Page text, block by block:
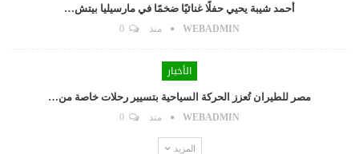
أحمد شيبة يحيي حفلًا غنائيًا ضخمًا في مارسيليا بيتش…
WEBADMIN منذ
الأخبار
مصر للطيران تُعزز الحركة السياحية بتسيير رحلات خاصة من…
WEBADMIN منذ
المزيد